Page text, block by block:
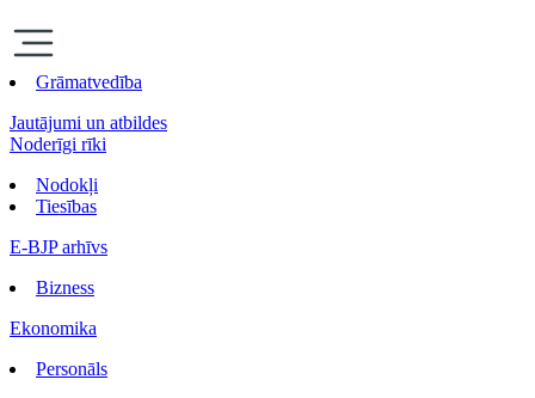
Grāmatvedība
Jautājumi un atbildes
Noderīgi rīki
Nodokļi
Tiesības
E-BJP arhīvs
Bizness
Ekonomika
Personāls